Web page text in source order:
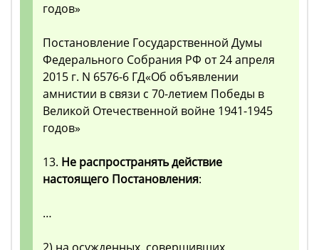
годов»
Постановление Государственной Думы
Федерального Собрания РФ от 24 апреля
2015 г. N 6576-6 ГД«Об объявлении
амнистии в связи с 70-летием Победы в
Великой Отечественной войне 1941-1945
годов»
13. Не распространять действие
настоящего Постановления:
…